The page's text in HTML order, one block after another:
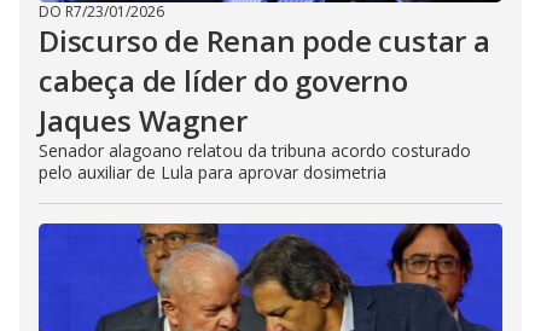
DO R7/23/01/2026
Discurso de Renan pode custar a
cabeça de líder do governo
Jaques Wagner
Senador alagoano relatou da tribuna acordo costurado
pelo auxiliar de Lula para aprovar dosimetria